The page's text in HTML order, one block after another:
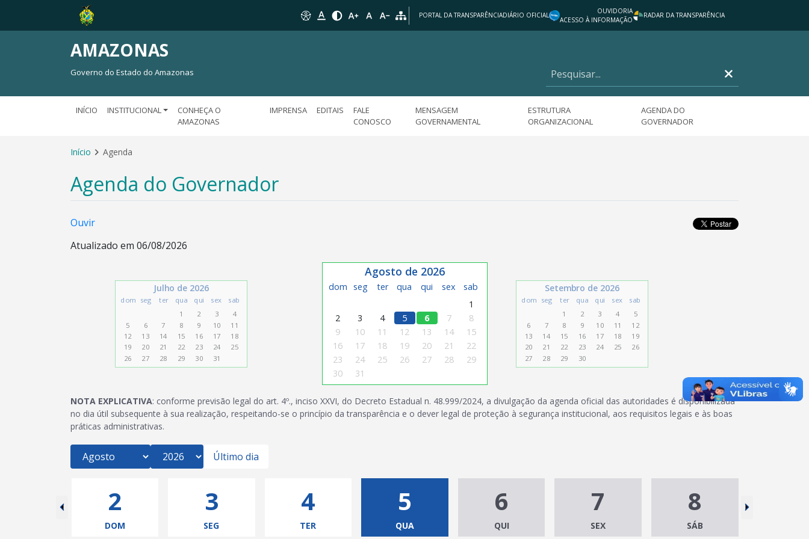
PORTAL DA TRANSPARÊNCIADIÁRIO OFICIAL
OUVIDORIA
ACESSO À INFORMAÇÃO
RADAR DA TRANSPARÊNCIA
AMAZONAS
Governo do Estado do Amazonas
INÍCIO INSTITUCIONAL
CONHEÇA O
AMAZONAS
IMPRENSA EDITAIS
FALE
CONOSCO
MENSAGEM
GOVERNAMENTAL
ESTRUTURA
ORGANIZACIONAL
AGENDA DO
GOVERNADOR
Início Agenda
Agenda do Governador
Ouvir
Atualizado em 06/08/2026
Julho de 2026
dom seg ter qua qui sex
sab
1
2 3
4
5
6 7 8 9 10 11
12 13 14 15 16 17 18
19 20 21 22 23 24
25
26
27 28 29 30 31
Agosto de 2026
dom seg ter qua qui sex
sab
1
2
3 4 5 6 7
8
9
10 11 12 13 14
15
16
17 18 19 20 21
22
23
24 25 26 27 28
29
30
31
Setembro de 2026
dom seg ter qua qui sex
sab
1
2 3 4
5
6
7 8 9 10 11 12
13 14 15 16 17 18 19
20 21 22 23 24 25
26
27
28 29 30
NOTA EXPLICATIVA: conforme previsão legal do art. 4º., inciso XXVI, do Decreto Estadual n. 48.999/2024, a divulgação da agenda oficial das autoridades é disponibilizada
no dia útil subsequente à sua realização, respeitando-se o princípio da transparência e o dever legal de proteção à segurança institucional, aos requisitos legais e às boas
práticas administrativas.
Último dia
2
DOM
3
SEG
4
TER
5
QUA
6
QUI
7
SEX
8
SÁB